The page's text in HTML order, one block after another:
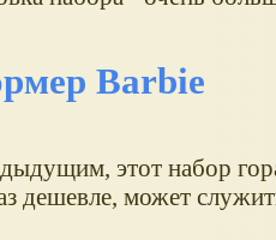
Barbie
этот набор
дешевле, может